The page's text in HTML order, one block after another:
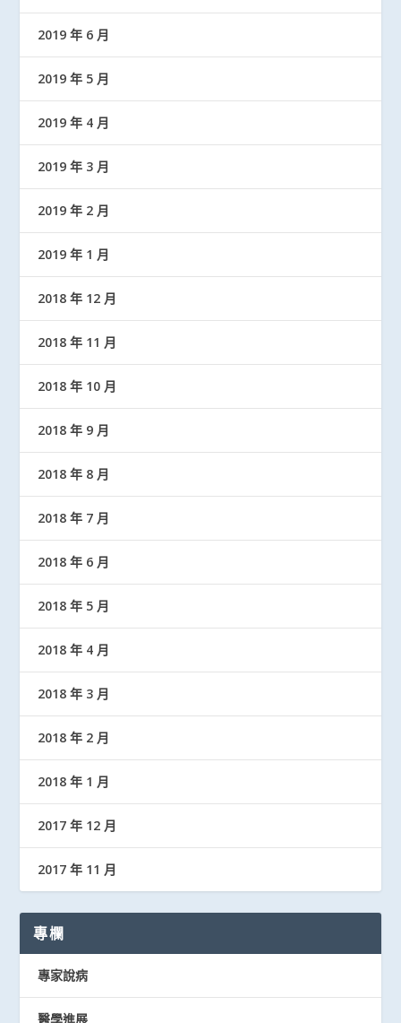
2019 年 6 月
2019 年 5 月
2019 年 4 月
2019 年 3 月
2019 年 2 月
2019 年 1 月
2018 年 12 月
2018 年 11 月
2018 年 10 月
2018 年 9 月
2018 年 8 月
2018 年 7 月
2018 年 6 月
2018 年 5 月
2018 年 4 月
2018 年 3 月
2018 年 2 月
2018 年 1 月
2017 年 12 月
2017 年 11 月
專欄
專家說病
醫學進展